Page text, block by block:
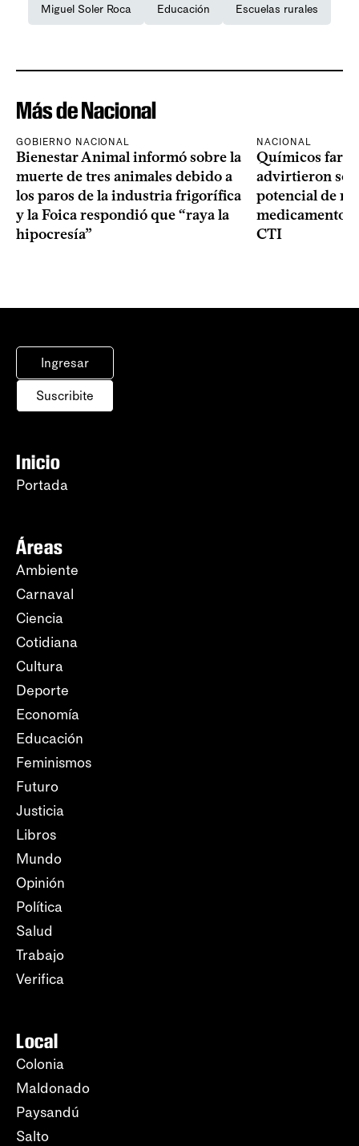
Miguel Soler Roca Educación Escuelas rurales
Más de Nacional
GOBIERNO NACIONAL
Bienestar Animal informó sobre la
muerte de tres animales debido a
los paros de la industria frigorífica
y la Foica respondió que “raya la
hipocresía”
NACIONAL
Químicos
advirtieron
potencial de
medicamentos
CTI
Ingresar
Suscribite
Inicio
Portada
Áreas
Ambiente
Carnaval
Ciencia
Cotidiana
Cultura
Deporte
Economía
Educación
Feminismos
Futuro
Justicia
Libros
Mundo
Opinión
Política
Salud
Trabajo
Verifica
Local
Colonia
Maldonado
Paysandú
Salto